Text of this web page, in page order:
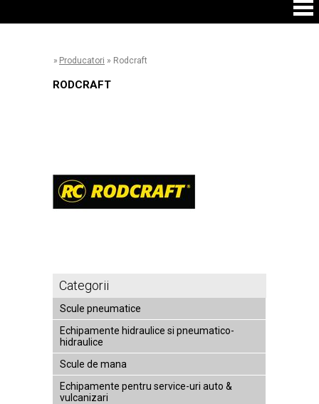
» Producatori » Rodcraft
RODCRAFT
Categorii
Scule pneumatice
Echipamente hidraulice si pneumatico-
hidraulice
Scule de mana
Echipamente pentru service-uri auto &
vulcanizari